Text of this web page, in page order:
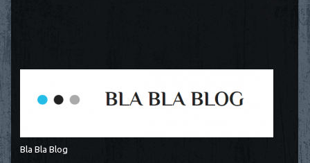
Bla Bla Blog